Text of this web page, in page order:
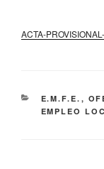
ACTA-
E.M.F.E. ,
EMPLEO